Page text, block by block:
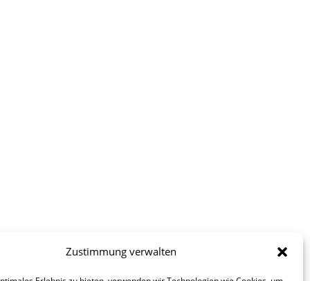
Zustimmung verwalten